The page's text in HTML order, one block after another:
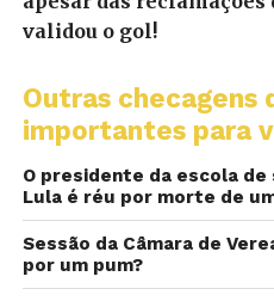
validou o gol!
Outras checagens
importantes para
O presidente da escola de
Lula é réu por morte de
Sessão da Câmara de
por um pum?